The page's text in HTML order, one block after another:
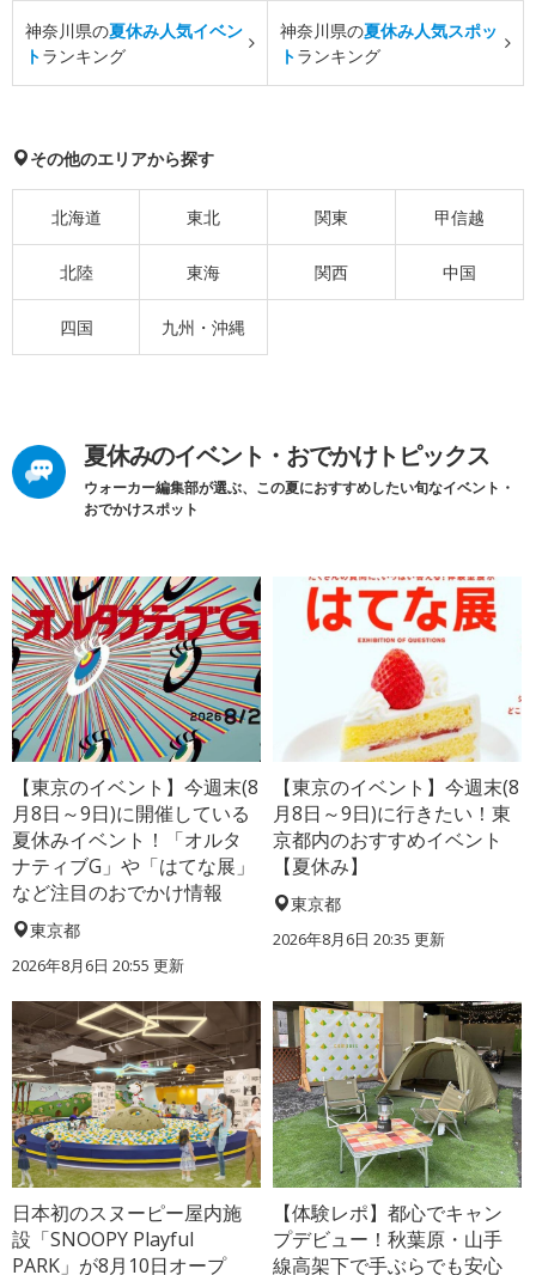
神奈川県の夏休み人気イベン
トランキング
神奈川県の夏休み人気スポッ
トランキング
その他のエリアから探す
北海道 東北 関東 甲信越
北陸 東海 関西 中国
四国 九州・沖縄
夏休みのイベント・おでかけトピックス
ウォーカー編集部が選ぶ、この夏におすすめしたい旬なイベント・
おでかけスポット
【東京のイベント】今週末(8
月8日～9日)に開催している
夏休みイベント！「オルタ
ナティブG」や「はてな展」
など注目のおでかけ情報
東京都
2026年8月6日 20:55 更新
【東京のイベント】今週末(8
月8日～9日)に行きたい！東
京都内のおすすめイベント
【夏休み】
東京都
2026年8月6日 20:35 更新
日本初のスヌーピー屋内施
設「SNOOPY Playful
PARK」が8月10日オープ
【体験レポ】都心でキャン
プデビュー！秋葉原・山手
線高架下で手ぶらでも安心